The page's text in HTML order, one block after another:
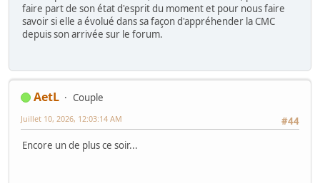
faire part de son état d'esprit du moment et pour nous faire
savoir si elle a évolué dans sa façon d'appréhender la CMC
depuis son arrivée sur le forum.
AetL
Couple
#44
Juillet 10, 2026, 12:03:14 AM
Encore un de plus ce soir...